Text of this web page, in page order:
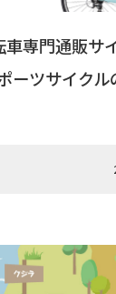
車専門通販サ
ーツサイクル